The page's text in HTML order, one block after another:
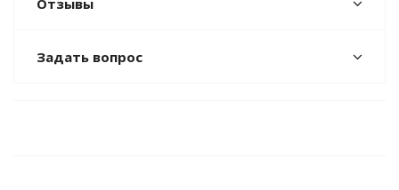
Отзывы
Задать вопрос